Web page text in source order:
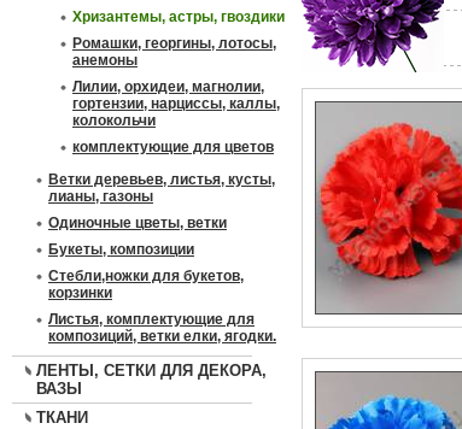
Хризантемы, астры, гвоздики
Ромашки, георгины, лотосы,
анемоны
Лилии, орхидеи, магнолии,
гортензии, нарциссы, каллы,
колокольчи
комплектующие для цветов
Ветки деревьев, листья, кусты,
лианы, газоны
Одиночные цветы, ветки
Букеты, композиции
Стебли,ножки для букетов,
корзинки
Листья, комплектующие для
композиций, ветки елки, ягодки.
ЛЕНТЫ, СЕТКИ ДЛЯ ДЕКОРА,
ВАЗЫ
ТКАНИ